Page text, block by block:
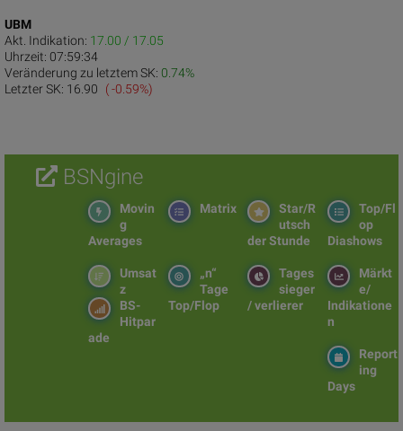
UBM
Akt. Indikation: 17.00 / 17.05
Uhrzeit: 07:59:34
Veränderung zu letztem SK: 0.74%
Letzter SK: 16.90 ( -0.59%)
BSNgine
Top/Fl
op
Diashows
Star/R
utsch
der Stunde
Matrix
Movin
g
Averages
Märkt
e/
Indikatione
n
Tages
sieger
/ verlierer
„n“
Tage
Top/Flop
Umsat
z
BS-
Hitpar
ade
Report
ing
Days